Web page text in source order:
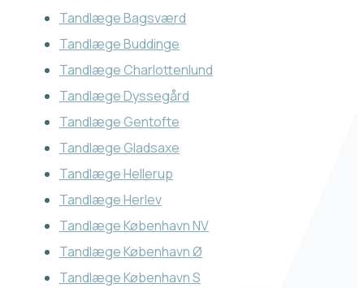
Tandlæge Bagsværd
Tandlæge Buddinge
Tandlæge Charlottenlund
Tandlæge Dyssegård
Tandlæge Gentofte
Tandlæge Gladsaxe
Tandlæge Hellerup
Tandlæge Herlev
Tandlæge København NV
Tandlæge København Ø
Tandlæge København S